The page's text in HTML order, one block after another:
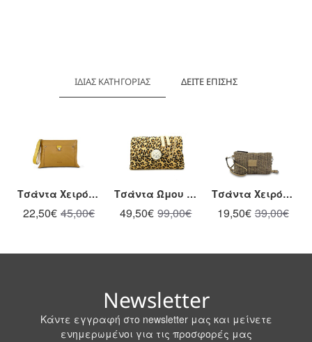
ΊΔΙΑΣ ΚΑΤΗΓΟΡΊΑΣ ΔΕΊΤΕ ΕΠΊΣΗΣ
Τσάντα Χειρός Hunter 54002520 Ταμπά
22,50€ 45,00€
Τσάντα Ώμου / Χιαστί με Αλυσίδα Dolce 238002-3 Λεοπάρ
49,50€ 99,00€
Τσάντα Χειρός / Χιαστί Stardust Hunter 54002866 Μαύρο
19,50€ 39,00€
Newsletter
Κάντε εγγραφή στο newsletter μας και μείνετε
ενημερωμένοι για τις προσφορές μας